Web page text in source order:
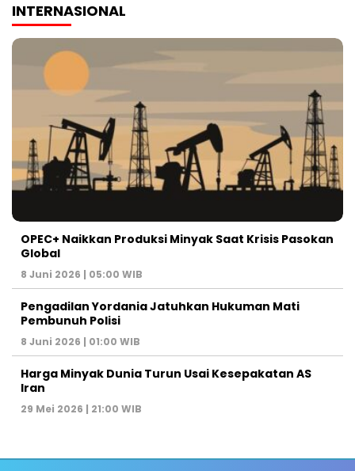
INTERNASIONAL
OPEC+ Naikkan Produksi Minyak Saat Krisis Pasokan
Global
8 Juni 2026 | 05:00 WIB
Pengadilan Yordania Jatuhkan Hukuman Mati
Pembunuh Polisi
8 Juni 2026 | 01:00 WIB
Harga Minyak Dunia Turun Usai Kesepakatan AS
Iran
29 Mei 2026 | 21:00 WIB